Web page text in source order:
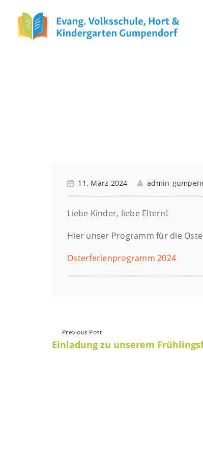
11. März 2024 admin-
Liebe Kinder, liebe Eltern!
Hier unser Programm für die
Osterferienprogramm 2024
Previous Post
Einladung zu unserem